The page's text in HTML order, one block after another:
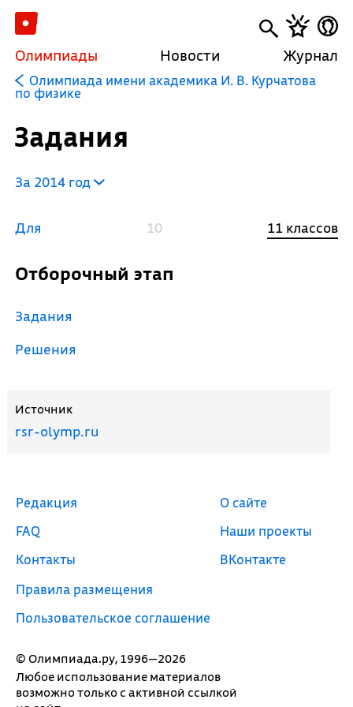
Олимпиады Новости Журнал
Олимпиада имени академика И. В. Курчатова
по физике
Задания
За 2014 год
Для 10 11 классов
Отборочный этап
Задания
Решения
Источник
rsr-olymp.ru
© Олимпиада.ру, 1996—2026
Любое использование материалов
возможно только с активной ссылкой
Редакция
FAQ
Контакты
Правила размещения
Пользовательское соглашение
О сайте
Наши проекты
ВКонтакте